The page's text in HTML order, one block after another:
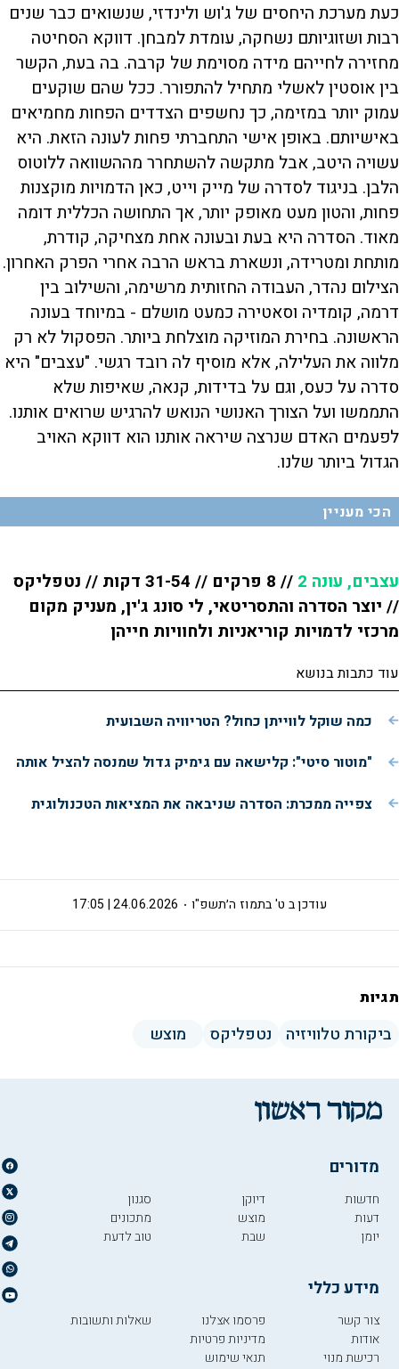
כעת מערכת היחסים של ג'וש ולינדזי, שנשואים כבר שנים
רבות ושזוגיותם נשחקה, עומדת למבחן. דווקא הסחיטה
מחזירה לחייהם מידה מסוימת של קרבה. בה בעת, הקשר
בין אוסטין לאשלי מתחיל להתפורר. ככל שהם שוקעים
עמוק יותר במזימה, כך נחשפים הצדדים הפחות מחמיאים
באישיותם. באופן אישי התחברתי פחות לעונה הזאת. היא
עשויה היטב, אבל מתקשה להשתחרר מההשוואה ללוטוס
הלבן. בניגוד לסדרה של מייק וייט, כאן הדמויות מוקצנות
פחות, והטון מעט מאופק יותר, אך התחושה הכללית דומה
מאוד. הסדרה היא בעת ובעונה אחת מצחיקה, קודרת,
מותחת ומטרידה, ונשארת בראש הרבה אחרי הפרק האחרון.
הצילום נהדר, העבודה החזותית מרשימה, והשילוב בין
דרמה, קומדיה וסאטירה כמעט מושלם - במיוחד בעונה
הראשונה. בחירת המוזיקה מוצלחת ביותר. הפסקול לא רק
מלווה את העלילה, אלא מוסיף לה רובד רגשי. "עצבים" היא
סדרה על כעס, וגם על בדידות, קנאה, שאיפות שלא
התממשו ועל הצורך האנושי הנואש להרגיש שרואים אותנו.
לפעמים האדם שנרצה שיראה אותנו הוא דווקא האויב
הגדול ביותר שלנו.
הכי מעניין
עצבים, עונה 2
// 8 פרקים // 31-54 דקות // נטפליקס
// יוצר הסדרה והתסריטאי, לי סונג ג'ין, מעניק מקום
מרכזי לדמויות קוריאניות ולחוויות חייהן
עוד כתבות בנושא
כמה שוקל לווייתן כחול? הטריוויה השבועית
"מוטור סיטי": קלישאה עם גימיק גדול שמנסה להציל אותה
צפייה ממכרת: הסדרה שניבאה את המציאות הטכנולוגית
ט' בתמוז ה׳תשפ"ו 24.06.2026 | 17:05 עודכן ב
תגיות
ביקורת טלוויזיה נטפליקס מוצש
מדורים
חדשות
דעות
יומן
דיוקן
מוצש
שבת
סגנון
מתכונים
טוב לדעת
מידע כללי
צור קשר
אודות
רכישת מנוי
פרסמו אצלנו
מדיניות פרטיות
תנאי שימוש
שאלות ותשובות